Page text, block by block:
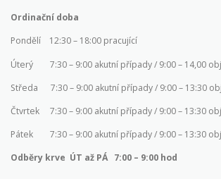
Ordinační doba
Pondělí 12:30 – 18:00 pracující
Úterý 7:30 – 9:00 akutní případy / 9:00 – 14,00
Středa 7:30 – 9:00 akutní případy / 9:00 – 13:30
Čtvrtek 7:30 – 9:00 akutní případy / 9:00 – 13:30
Pátek 7:30 – 9:00 akutní případy / 9:00 – 13:30
Odběry krve ÚT až PÁ 7:00 – 9:00 hod